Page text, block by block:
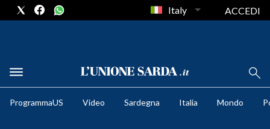
METEO
Italy ACCEDI
ProgrammaUS Video Sardegna Italia Mondo